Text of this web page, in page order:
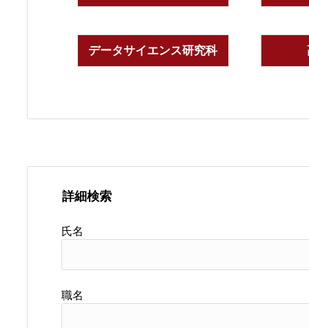
データサイエンス研究科
詳細検索
氏名
職名